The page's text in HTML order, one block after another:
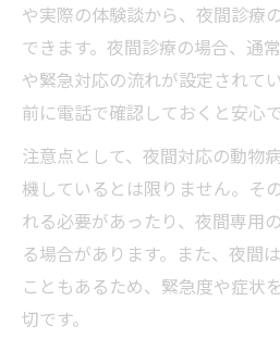
や実際の体験談から、夜間診療
できます。夜間診療の場合、通
や緊急対応の流れが設定されて
前に電話で確認しておくと安心で
注意点として、夜間対応の動物
機しているとは限りません。そ
れる必要があったり、夜間専用
る場合があります。また、夜間
こともあるため、緊急度や症状
切です。